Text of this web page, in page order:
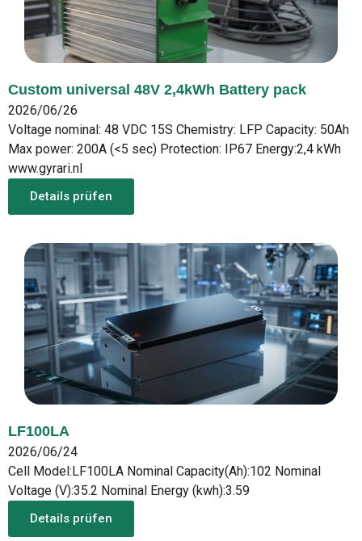
Custom universal 48V 2,4kWh Battery pack
2026/06/26
Voltage nominal: 48 VDC 15S Chemistry: LFP Capacity: 50Ah
Max power: 200A (<5 sec) Protection: IP67 Energy:2,4 kWh
www.gyrari.nl
Details prüfen
LF100LA
2026/06/24
Cell Model:LF100LA Nominal Capacity(Ah):102 Nominal
Voltage (V):35.2 Nominal Energy (kwh):3.59
Details prüfen